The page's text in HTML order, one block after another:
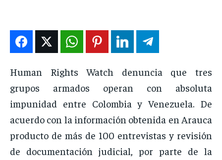
EN VIVO
NOSOTROS
INSTITUCIONAL
PUATE CON NOSOTROS
EN VIVO
NOSOTROS
INSTITUCIONAL
PUATE CON NOSOTROS
EN VIVO
NOSOTROS
INSTITUCIONAL
PUATE CON NOSOTROS
EN VIVO
NOSOTROS
INSTITUCIONAL
PUATE CON NOSOTROS
Human Rights Watch denuncia que tres
grupos armados operan con absoluta
impunidad entre Colombia y Venezuela. De
acuerdo con la información obtenida en Arauca
producto de más de 100 entrevistas y revisión
de documentación judicial, por parte de la